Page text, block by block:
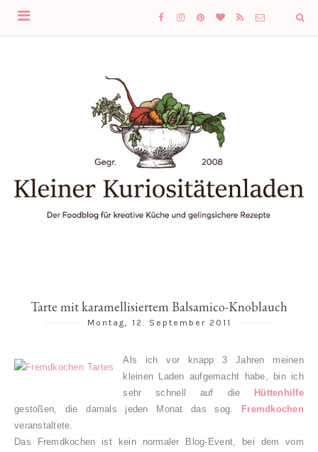
Tarte mit karamellisiertem Balsamico-Knoblauch
Montag, 12. September 2011
Als ich vor knapp 3 Jahren meinen
kleinen Laden aufgemacht habe, bin ich
sehr schnell auf die Hüttenhilfe
gestoßen, die damals jeden Monat das sog.
Fremdkochen
veranstaltete.
Das Fremdkochen ist kein normaler Blog-Event, bei dem vom